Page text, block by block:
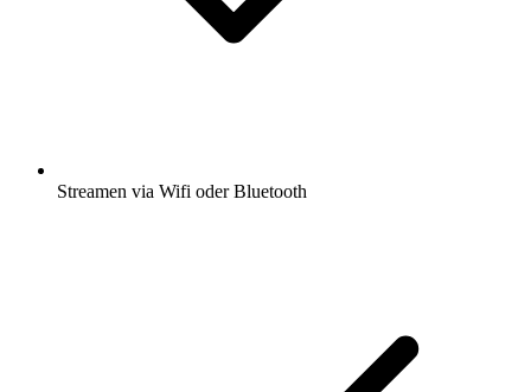
Streamen via Wifi oder Bluetooth